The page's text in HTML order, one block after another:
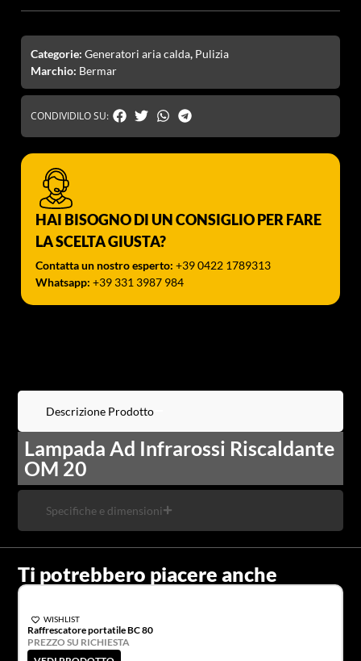
Categorie:Generatori aria calda, Pulizia
Marchio: Bermar
CONDIVIDILO SU:
HAI BISOGNO DI UN CONSIGLIO PER FARE
LA SCELTA GIUSTA?
Contatta un nostro esperto: +39 0422 1789313
Whatsapp: +39 331 3987 984
Descrizione Prodotto
Specifiche e dimensioni
Lampada Ad Infrarossi Riscaldante
OM 20
Ti potrebbero piacere anche
WISHLIST
Raffrescatore portatile BC 80
PREZZO SU RICHIESTA